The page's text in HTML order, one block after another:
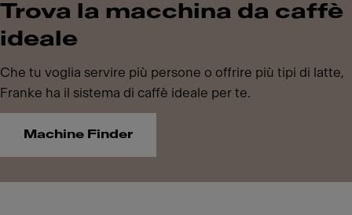
Trova la macchina da caffè
ideale
Che tu voglia servire più persone o offrire più tipi di latte,
Franke ha il sistema di caffè ideale per te.
Machine Finder